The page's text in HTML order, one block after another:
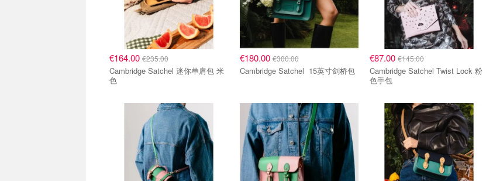
€164.00 €235.00
Cambridge Satchel 迷你单肩包 米
色
€180.00€300.00
Cambridge Satchel 15英寸剑桥包
€87.00 €145.00
Cambridge Satchel Twist Lock 粉
色手包